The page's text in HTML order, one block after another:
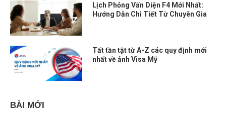
Lịch Phỏng Vấn Diện F4 Mới Nhất:
Hướng Dẫn Chi Tiết Từ Chuyên Gia
Tất tần tật từ A-Z các quy định mới
nhất về ảnh Visa Mỹ
BÀI MỚI